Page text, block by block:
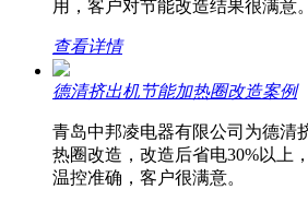
用，客户对节能改造结果很满意。
查看详情
德清挤出机节能加热圈改造案例
青岛中邦凌电器有限公司为德清
热圈改造，改造后省电30%以上
温控准确，客户很满意。